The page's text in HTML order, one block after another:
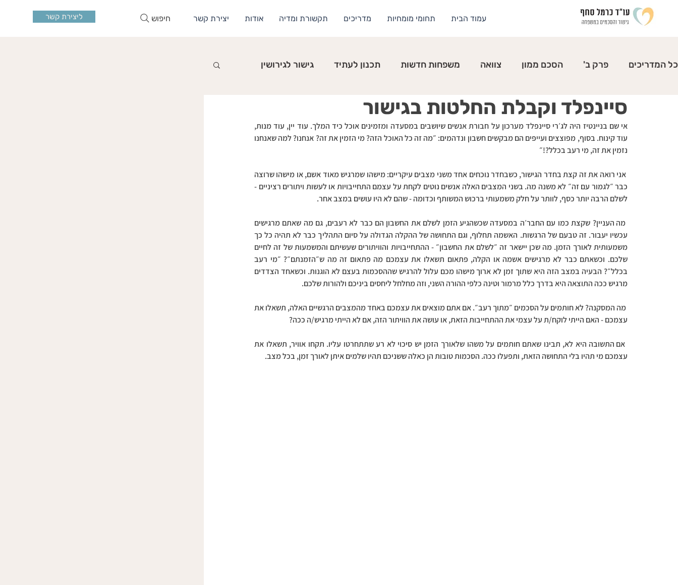
ליצירת קשר עמוד הבית תחומי מומחיות מדריכים תקשורת ומדיה אודות יצירת קשר חיפוש
כל המדריכים פרק ב' הסכם ממון צוואה משפחות חדשות תכנון לעתיד גישור לגירושין
לבחור במשפחה
סיינפלד וקבלת החלטות בגישור
נזמין את זה, מי רעב בכלל?!״
לשלם הרבה יותר כסף, לוותר על חלק משמעותי ברכוש המשותף וכדומה - שהם לא היו עושים במצב אחר.
מרגיש ככה התוצאה היא בדרך כלל מרמור וטינה כלפי ההורה השני, וזה מחלחל ליחסים ביניכם ולהורות שלכם.
עצמכם - האם הייתי לוקח/ת על עצמי את ההתחייבות הזאת, או עושה את הוויתור הזה, אם לא הייתי מרגיש/ה ככה?
עצמכם מי תהיו בלי התחושה הזאת, ותפעלו ככה. הסכמות טובות הן כאלה ששניכם תהיו שלמים איתן לאורך זמן, בכל מצב.